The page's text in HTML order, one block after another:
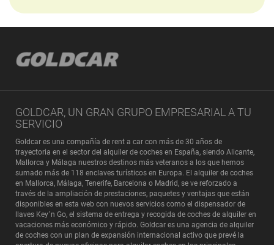
GOLDCAR, UN GRAN GRUPO EMPRESARIAL A TU
SERVICIO
Goldcar es una compañía de rent a car con más de 30 años de
trayectoria en el sector del alquiler de coches en España, siendo Alicante,
Mallorca y Málaga nuestros destinos más veteranos a los que hemos
sumado más de 118 enclaves turísticos en Europa. El alquiler de coches
en Mallorca, Málaga, Tenerife, Barcelona o Madrid, se ve reforzado a
través de la ampliación de prestaciones, paquetes y ventajas que están
disponibles en esta web con nuevos servicios como el dispensador de
llaves Key´n Go, el sistema de entrega y recogida de coches de alquiler en
vacaciones más económico y rápido. Goldcar es una agencia de alquiler
de coches con un plan de expansión internacional activo que prevé la